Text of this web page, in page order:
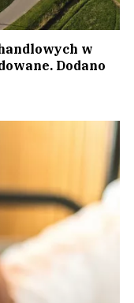
w
Dodano